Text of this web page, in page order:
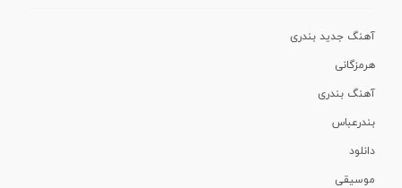
آهنگ جدید بندری
هرمزگانی
آهنگ بندری
بندرعباس
دانلود
موسیقی